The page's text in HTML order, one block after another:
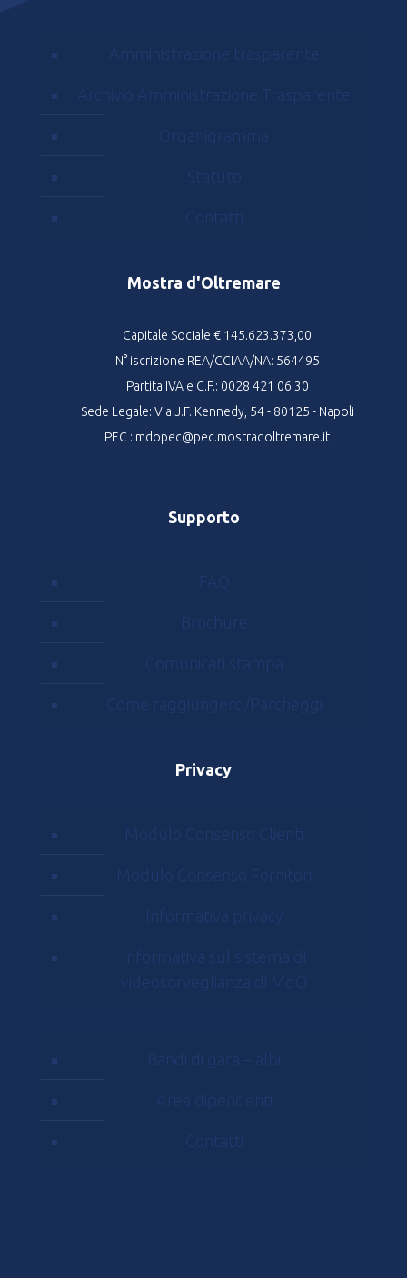
Amministrazione trasparente
Archivio Amministrazione Trasparente
Organigramma
Statuto
Contatti
Mostra d'Oltremare
Capitale Sociale € 145.623.373,00
N° iscrizione REA/CCIAA/NA: 564495
Partita IVA e C.F.: 0028 421 06 30
Sede Legale: Via J.F. Kennedy, 54 - 80125 - Napoli
PEC : mdopec@pec.mostradoltremare.it
Supporto
FAQ
Brochure
Comunicati stampa
Come raggiungerci/Parcheggi
Privacy
Modulo Consenso Clienti
Modulo Consenso Fornitori
Informativa privacy
Informativa sul sistema di
videosorveglianza di MdO
Bandi di gara – albi
Area dipendenti
Contatti